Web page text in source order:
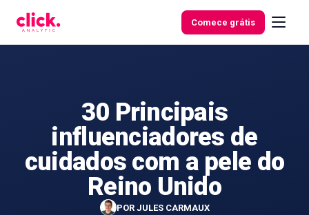
Comece grátis
Funcionalidades
Ferramentas
gratuitas
30 Principais
influenciadores de
cuidados com a pele do
Reino Unido
POR JULES CARMAUX